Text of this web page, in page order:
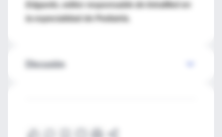
Edgardo, editor responsable de IntraMed en
la especialidad de Pediatría.
Discusión